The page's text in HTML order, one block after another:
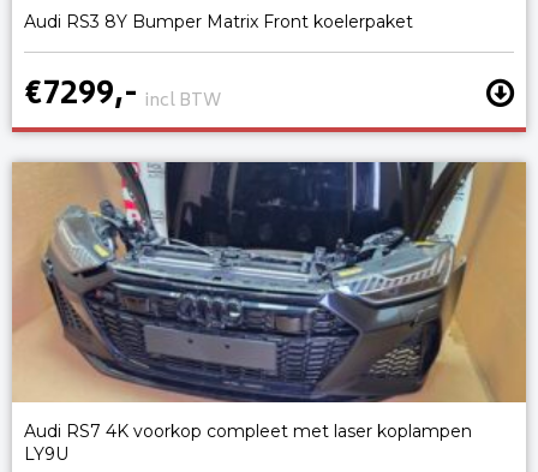
Audi RS3 8Y Bumper Matrix Front koelerpaket
€7299,- incl BTW
Audi RS7 4K voorkop compleet met laser koplampen
LY9U